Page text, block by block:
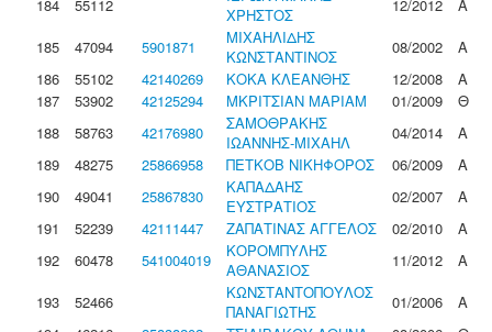
184
55112
ΧΡΗΣΤΟΣ
12/2012
Α
185
47094 5901871
ΜΙΧΑΗΛΙΔΗΣ
ΚΩΝΣΤΑΝΤΙΝΟΣ
08/2002
Α
186
55102 42140269 ΚΟΚΑ ΚΛΕΑΝΘΗΣ 12/2008
Α
187
53902 42125294 ΜΚΡΙΤΣΙΑΝ ΜΑΡΙΑΜ 01/2009
Θ
188
58763 42176980
ΣΑΜΟΘΡΑΚΗΣ
ΙΩΑΝΝΗΣ-ΜΙΧΑΗΛ
04/2014
Α
189
48275 25866958 ΠΕΤΚΟΒ ΝΙΚΗΦΟΡΟΣ 06/2009
Α
190
49041 25867830
ΚΑΠΑΔΑΗΣ
ΕΥΣΤΡΑΤΙΟΣ
02/2007
Α
191
52239 42111447 ΖΑΠΑΤΙΝΑΣ ΑΓΓΕΛΟΣ 02/2010
Α
192
60478 541004019
ΚΟΡΟΜΠΥΛΗΣ
ΑΘΑΝΑΣΙΟΣ
11/2012
Α
193
52466
ΚΩΝΣΤΑΝΤΟΠΟΥΛΟΣ
ΠΑΝΑΓΙΩΤΗΣ
01/2006
Α